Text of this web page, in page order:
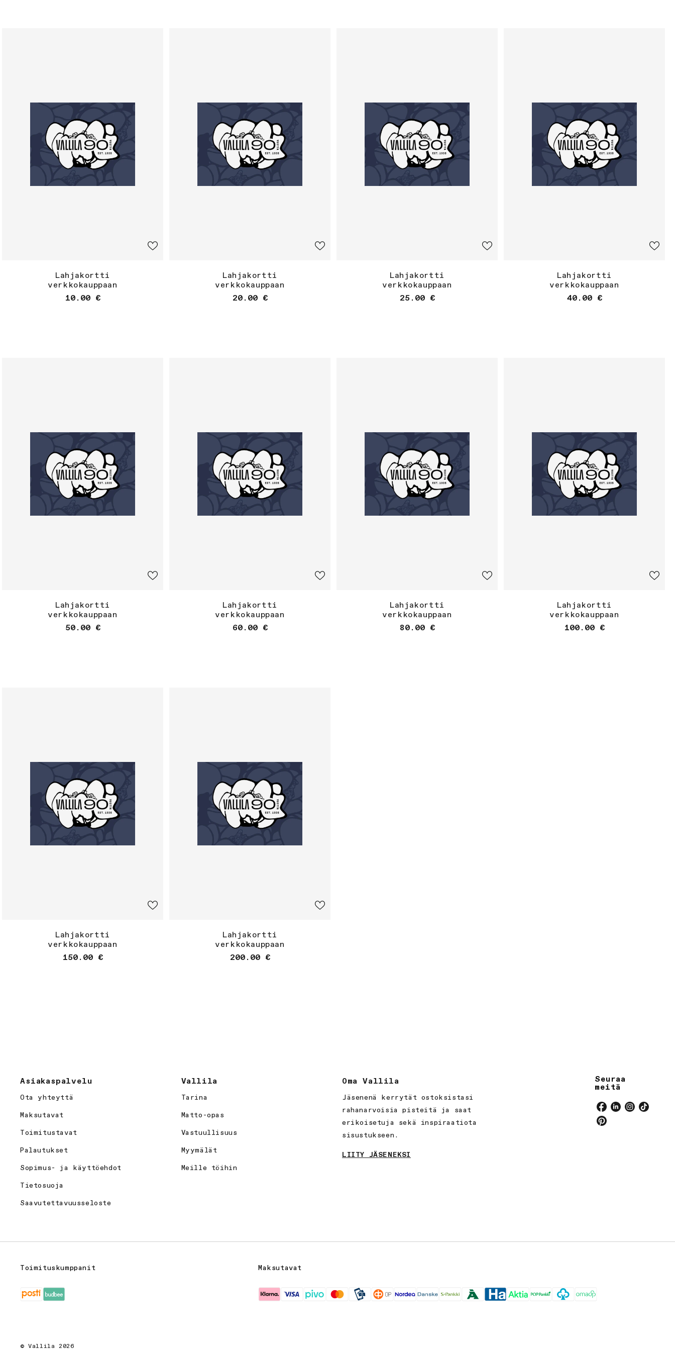
Lahjakortti
verkkokauppaan
Normaalihinta
10.00 €
Lahjakortti
verkkokauppaan
Normaalihinta
20.00 €
Lahjakortti
verkkokauppaan
Normaalihinta
25.00 €
Lahjakortti
verkkokauppaan
Normaalihinta
40.00 €
Lahjakortti
verkkokauppaan
Normaalihinta
50.00 €
Lahjakortti
verkkokauppaan
Normaalihinta
60.00 €
Lahjakortti
verkkokauppaan
Normaalihinta
80.00 €
Lahjakortti
verkkokauppaan
Normaalihinta
100.00 €
Lahjakortti
verkkokauppaan
Normaalihinta
150.00 €
Lahjakortti
verkkokauppaan
Normaalihinta
200.00 €
Asiakaspalvelu
Ota yhteyttä
Maksutavat
Toimitustavat
Palautukset
Sopimus- ja käyttöehdot
Tietosuoja
Saavutettavuusseloste
Vallila
Tarina
Matto-opas
Vastuullisuus
Myymälät
Meille töihin
Oma Vallila
Jäsenenä kerrytät ostoksistasi
rahanarvoisia pisteitä ja saat
erikoisetuja sekä inspiraatiota
sisustukseen.
LIITY JÄSENEKSI
Seuraa
meitä
Facebook
Linkedin
Instagram
TikTok
Pinterest
Toimituskumppanit Maksutavat
© Vallila 2026